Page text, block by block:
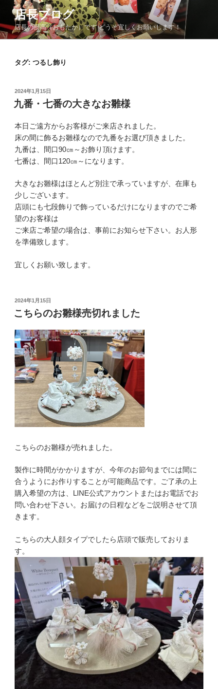
テ
ン
店長ブログ
店長の面高（おもたか）です どうぞ宜しくお願いします！
タグ: つるし飾り
投
稿
日:
2024年1月15日
九番・七番の大きなお雛様
本日ご遠方からお客様がご来店されました。
床の間に飾るお雛様なので九番をお選び頂きました。
九番は、間口90㎝～お飾り頂けます。
七番は、間口120㎝～になります。
大きなお雛様はほとんど別注で承っていますが、在庫も
少しございます。
店頭にも七段飾りで飾っているだけになりますのでご希
望のお客様は
ご来店ご希望の場合は、事前にお知らせ下さい。お人形
を準備致します。
宜しくお願い致します。
投
稿
日:
2024年1月15日
こちらのお雛様売切れました
こちらのお雛様が売れました。
製作に時間がかかりますが、今年のお節句までには間に
合うようにお作りすることが可能商品です。ご了承の上
購入希望の方は、LINE公式アカウントまたはお電話でお
問い合わせ下さい。お届けの日程などをご説明させて頂
きます。
こちらの大人顔タイプでしたら店頭で販売しておりま
す。